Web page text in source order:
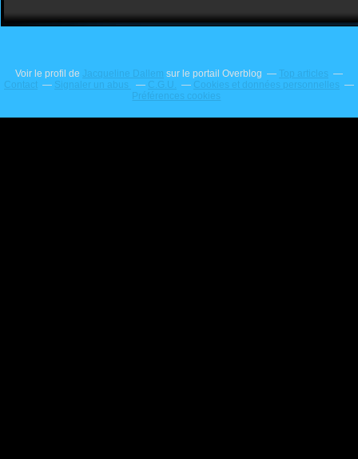
Voir le profil de Jacqueline Dallem sur le portail Overblog
Top articles
Contact
Signaler un abus C.G.U.
Cookies et données personnelles
Préférences cookies